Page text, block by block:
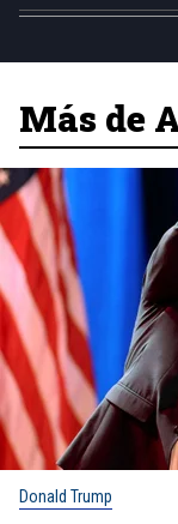
Más de
Donald Trump